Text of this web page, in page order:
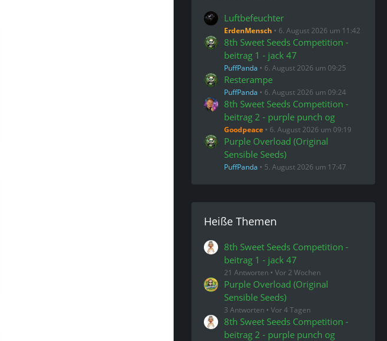
Luftbefeuchter
ErdenMensch 6. August 2026 um 11:42
8th Sweet Seeds Competition -
beitrag 1 - jack 47
PuffPanda 6. August 2026 um 09:25
Resterampe
PuffPanda 6. August 2026 um 09:24
8th Sweet Seeds Competition -
beitrag 2 - purple punch og
Goodpeace 6. August 2026 um 09:19
Purple Overload (Original
Sensible Seeds)
PuffPanda 5. August 2026 um 17:47
Heiße Themen
8th Sweet Seeds Competition -
beitrag 1 - jack 47
21 Antworten Vor 2 Wochen
Purple Overload (Original
Sensible Seeds)
3 Antworten Vor 4 Tagen
8th Sweet Seeds Competition -
beitrag 2 - purple punch og